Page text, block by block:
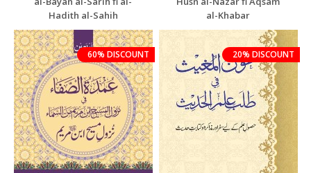
Hadith al-Sahih
al-Khabar
60% DISCOUNT 20% DISCOUNT